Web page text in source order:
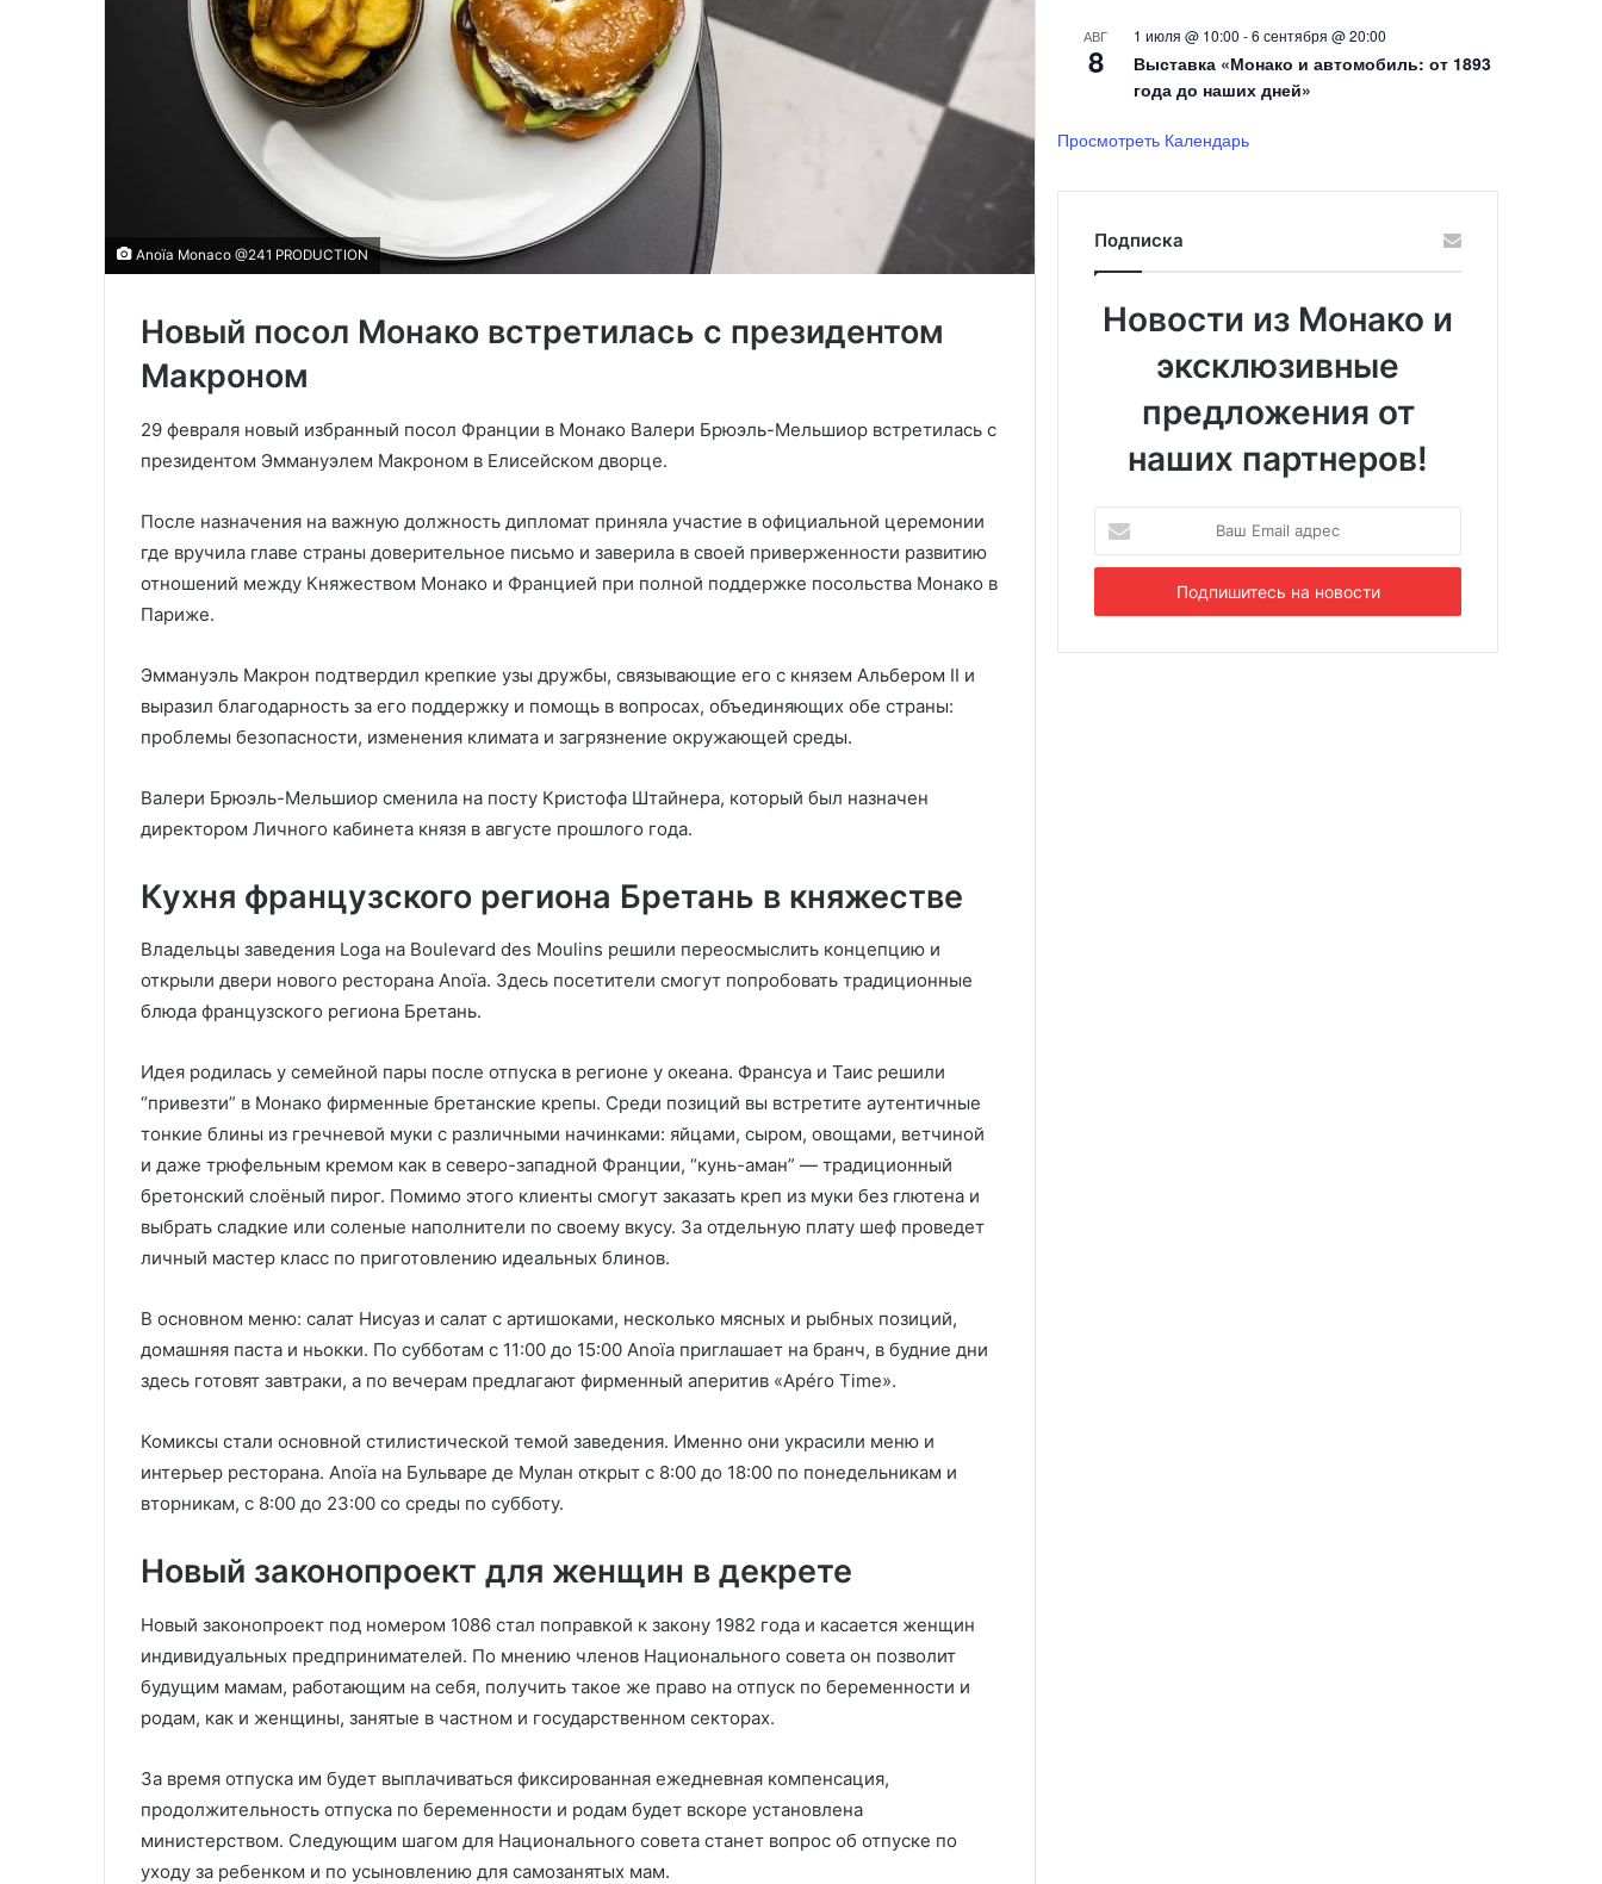
Anoïa Monaco @241 PRODUCTION
Новый посол Монако встретилась с президентом
Макроном
29 февраля новый избранный посол Франции в Монако Валери Брюэль-Мельшиор встретилась с
президентом Эммануэлем Макроном в Елисейском дворце.
После назначения на важную должность дипломат приняла участие в официальной церемонии
где вручила главе страны доверительное письмо и заверила в своей приверженности развитию
отношений между Княжеством Монако и Францией при полной поддержке посольства Монако в
Париже.
Эммануэль Макрон подтвердил крепкие узы дружбы, связывающие его с князем Альбером II и
выразил благодарность за его поддержку и помощь в вопросах, объединяющих обе страны:
проблемы безопасности, изменения климата и загрязнение окружающей среды.
Валери Брюэль-Мельшиор сменила на посту Кристофа Штайнера, который был назначен
директором Личного кабинета князя в августе прошлого года.
Кухня французского региона Бретань в княжестве
Владельцы заведения Loga на Boulevard des Moulins решили переосмыслить концепцию и
открыли двери нового ресторана Anoïa. Здесь посетители смогут попробовать традиционные
блюда французского региона Бретань.
Идея родилась у семейной пары после отпуска в регионе у океана. Франсуа и Таис решили
“привезти” в Монако фирменные бретанские крепы. Среди позиций вы встретите аутентичные
тонкие блины из гречневой муки с различными начинками: яйцами, сыром, овощами, ветчиной
и даже трюфельным кремом как в северо-западной Франции, “кунь-аман” — традиционный
бретонский слоёный пирог. Помимо этого клиенты смогут заказать креп из муки без глютена и
выбрать сладкие или соленые наполнители по своему вкусу. За отдельную плату шеф проведет
личный мастер класс по приготовлению идеальных блинов.
В основном меню: салат Нисуаз и салат с артишоками, несколько мясных и рыбных позиций,
домашняя паста и ньокки. По субботам с 11:00 до 15:00 Anoïa приглашает на бранч, в будние дни
здесь готовят завтраки, а по вечерам предлагают фирменный аперитив «Apéro Time».
Комиксы стали основной стилистической темой заведения. Именно они украсили меню и
интерьер ресторана. Anoïa на Бульваре де Мулан открыт с 8:00 до 18:00 по понедельникам и
вторникам, с 8:00 до 23:00 со среды по субботу.
Новый законопроект для женщин в декрете
Новый законопроект под номером 1086 стал поправкой к закону 1982 года и касается женщин
индивидуальных предпринимателей. По мнению членов Национального совета он позволит
будущим мамам, работающим на себя, получить такое же право на отпуск по беременности и
родам, как и женщины, занятые в частном и государственном секторах.
За время отпуска им будет выплачиваться фиксированная ежедневная компенсация,
продолжительность отпуска по беременности и родам будет вскоре установлена
министерством. Следующим шагом для Национального совета станет вопрос об отпуске по
уходу за ребенком и по усыновлению для самозанятых мам.
АВГ
8
1 июля @ 10:00 -6 сентября @ 20:00
Выставка «Монако и автомобиль: от 1893
года до наших дней»
Просмотреть Календарь
Подписка
Новости из Монако и
эксклюзивные
предложения от
наших партнеров!
Email
адрес